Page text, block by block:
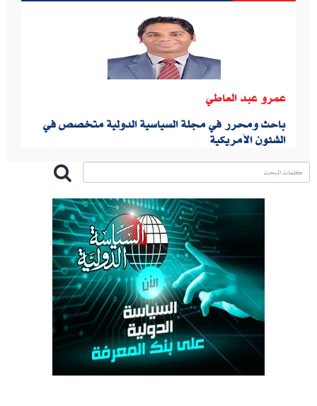
عمرو عبد العاطي
باحث ومحرر في مجلة السياسية الدولية متخصص في
الشئون الأمريكية